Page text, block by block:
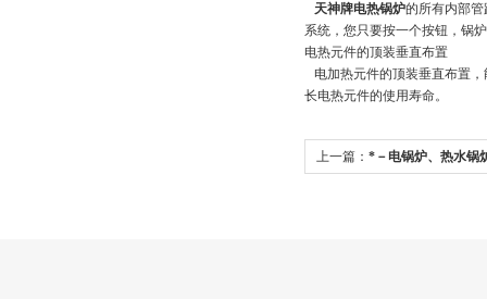
天神牌电热锅炉的所有内部
系统，您只要按一个按钮，锅
电热元件的顶装垂直布置
电加热元件的顶装垂直布置
长电热元件的使用寿命。
上一篇： *－电锅炉、热水锅